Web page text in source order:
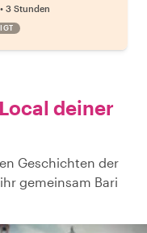
• 3 Stunden
deiner
Geschichten der
gemeinsam Bari